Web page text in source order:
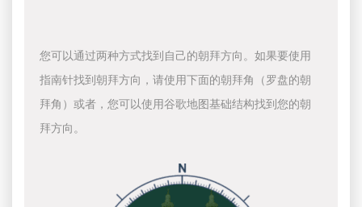
您可以通过两种方式找到自己的朝拜方向。如果要使用
指南针找到朝拜方向，请使用下面的朝拜角（罗盘的朝
拜角）或者，您可以使用谷歌地图基础结构找到您的朝
拜方向。